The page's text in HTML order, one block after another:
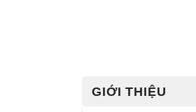
GIỚI THIỆU